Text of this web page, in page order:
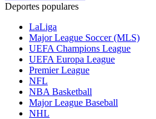
Deportes populares
LaLiga
Major League Soccer (MLS)
UEFA Champions League
UEFA Europa League
Premier League
NFL
NBA Basketball
Major League Baseball
NHL